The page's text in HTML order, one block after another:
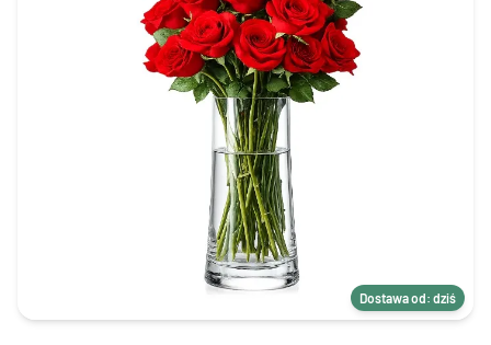
Dostawa od: dziś